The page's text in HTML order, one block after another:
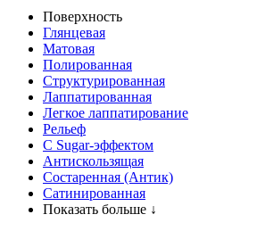
Поверхность
Глянцевая
Матовая
Полированная
Структурированная
Лаппатированная
Легкое лаппатирование
Рельеф
С Sugar-эффектом
Антискользящая
Состаренная (Антик)
Сатинированная
Показать больше ↓